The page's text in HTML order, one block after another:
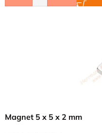
Magnet 5 x 5 x 2 mm